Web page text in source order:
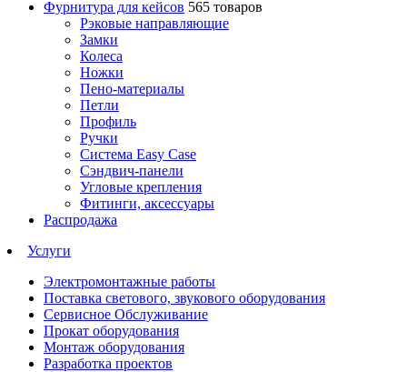
Фурнитура для кейсов 565 товаров
Рэковые направляющие
Замки
Колеса
Ножки
Пено-материалы
Петли
Профиль
Ручки
Система Easy Case
Сэндвич-панели
Угловые крепления
Фитинги, аксессуары
Распродажа
Услуги
Электромонтажные работы
Поставка светового, звукового оборудования
Сервисное Обслуживание
Прокат оборудования
Монтаж оборудования
Разработка проектов